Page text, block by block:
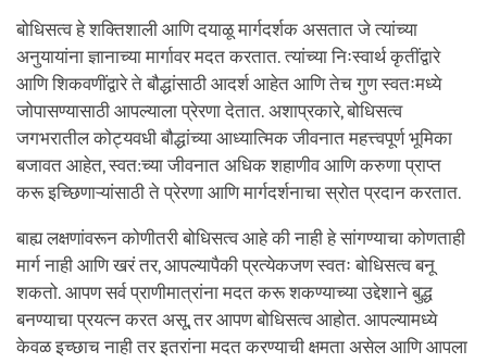
बोधिसत्व हे शक्तिशाली आणि दयाळू मार्गदर्शक असतात जे त्यांच्या
अनुयायांना ज्ञानाच्या मार्गावर मदत करतात. त्यांच्या निःस्वार्थ कृतींद्वारे
आणि शिकवणींद्वारे ते बौद्धांसाठी आदर्श आहेत आणि तेच गुण स्वतःमध्ये
जोपासण्यासाठी आपल्याला प्रेरणा देतात. अशाप्रकारे, बोधिसत्व
जगभरातील कोट्यवधी बौद्धांच्या आध्यात्मिक जीवनात महत्त्वपूर्ण भूमिका
बजावत आहेत, स्वत:च्या जीवनात अधिक शहाणीव आणि करुणा प्राप्त
करू इच्छिणाऱ्यांसाठी ते प्रेरणा आणि मार्गदर्शनाचा स्रोत प्रदान करतात.
बाह्य लक्षणांवरून कोणीतरी बोधिसत्व आहे की नाही हे सांगण्याचा कोणताही
मार्ग नाही आणि खरं तर, आपल्यापैकी प्रत्येकजण स्वतः बोधिसत्व बनू
शकतो. आपण सर्व प्राणीमात्रांना मदत करू शकण्याच्या उद्देशाने बुद्ध
बनण्याचा प्रयत्न करत असू, तर आपण बोधिसत्व आहोत. आपल्यामध्ये
केवळ इच्छाच नाही तर इतरांना मदत करण्याची क्षमता असेल आणि आपला